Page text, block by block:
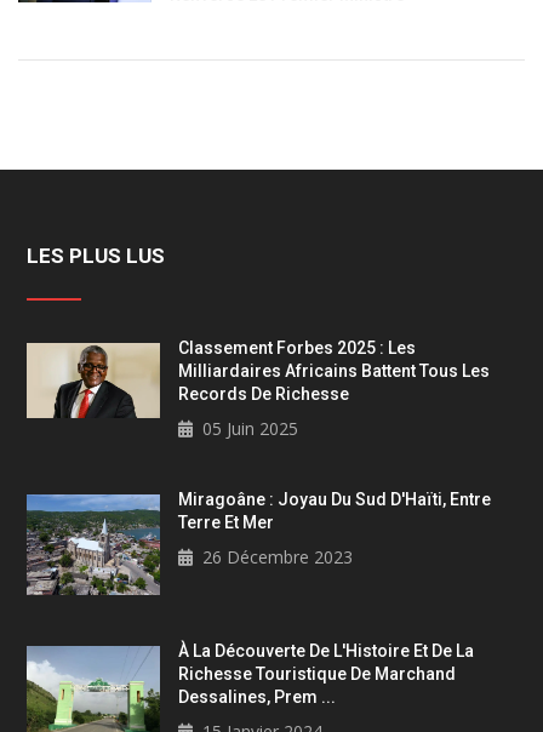
LES PLUS LUS
Classement Forbes 2025 : Les
Milliardaires Africains Battent Tous Les
Records De Richesse
05 Juin 2025
Miragoâne : Joyau Du Sud D'Haïti, Entre
Terre Et Mer
26 Décembre 2023
À La Découverte De L'Histoire Et De La
Richesse Touristique De Marchand
Dessalines, Prem ...